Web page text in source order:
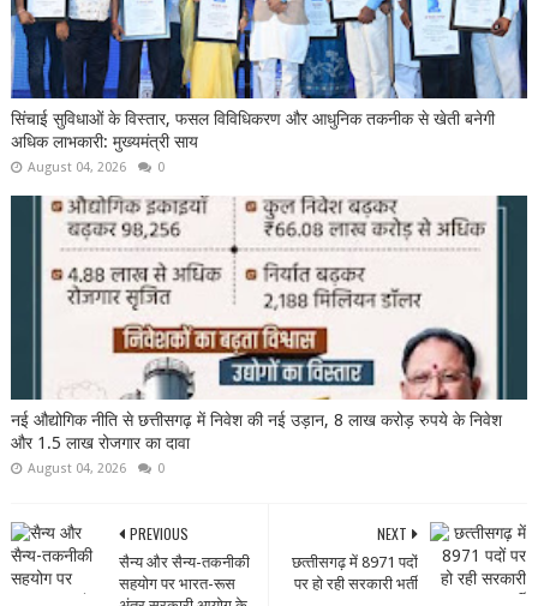
सिंचाई सुविधाओं के विस्तार, फसल विविधिकरण और आधुनिक तकनीक से खेती बनेगी
अधिक लाभकारी: मुख्यमंत्री साय
August 04, 2026 0
नई औद्योगिक नीति से छत्तीसगढ़ में निवेश की नई उड़ान, 8 लाख करोड़ रुपये के निवेश
और 1.5 लाख रोजगार का दावा
August 04, 2026 0
NEXT
छत्‍तीसगढ़ में 8971 पदों
पर हो रही सरकारी भर्ती
PREVIOUS
सैन्य और सैन्य-तकनीकी
सहयोग पर भारत-रूस